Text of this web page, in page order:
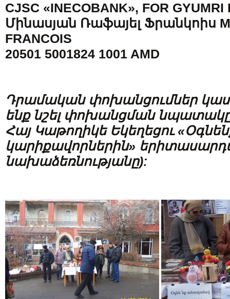
CJSC «INECOBANK», FOR GYUMRI
Մինասյան Ռաֆայել Ֆրանկոիս
FRANCOIS
20501 5001824 1001 AMD
Դրամական փոխանցումներ
ենք նշել փոխանցման նպատակը
Հայ Կաթողիկե Եկեղեցու
կարիքավորներին»
նախաձեռնությանը):